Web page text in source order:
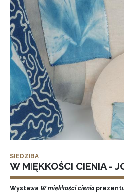
SIEDZIBA
W MIĘKKOŚCI CIENIA -
Wystawa W miękkości cienia